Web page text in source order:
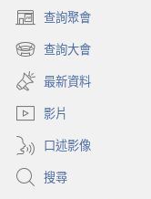
查詢聚會
（開
啟
新
視
窗）
查詢大會
（開
啟
新
視
最新資料
影片
口述影像
搜尋